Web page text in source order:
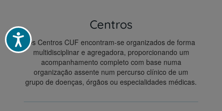
Acessibilidade
Centros
Os Centros CUF encontram-se organizados de forma
multidisciplinar e agregadora, proporcionando um
acompanhamento completo com base numa
organização assente num percurso clínico de um
grupo de doenças, órgãos ou especialidades médicas.